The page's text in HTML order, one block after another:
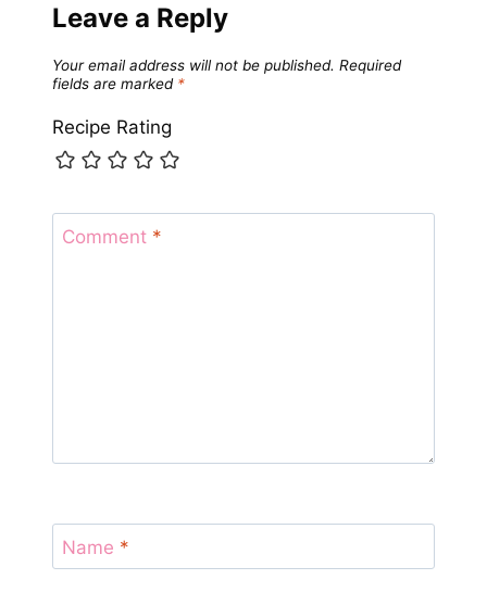
Leave a Reply
Your email address will not be published. Required
fields are marked *
Recipe Rating
Comment *
Name *